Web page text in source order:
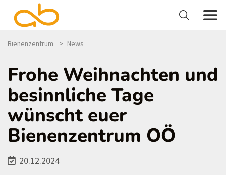
Bienenzentrum News
Frohe Weihnachten und
besinnliche Tage
wünscht euer
Bienenzentrum OÖ
20.12.2024